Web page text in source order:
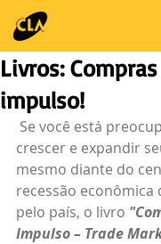
Livros:
impulso!
crescer e expandir
mesmo diante do
recessão econômica
pelo país, o livro
Impulso – Trade